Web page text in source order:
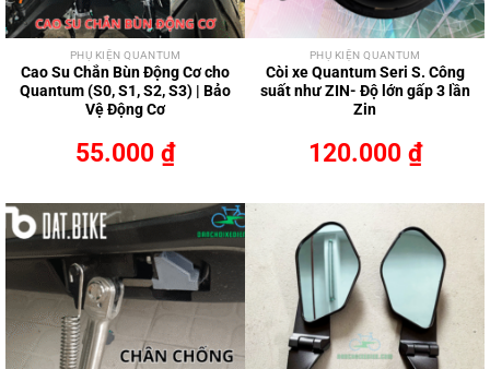
PHỤ KIỆN QUANTUM
Cao Su Chắn Bùn Động Cơ cho
Quantum (S0, S1, S2, S3) | Bảo
Vệ Động Cơ
55.000 ₫
PHỤ KIỆN QUANTUM
Còi xe Quantum Seri S. Công
suất như ZIN- Độ lớn gấp 3 lần
Zin
120.000 ₫